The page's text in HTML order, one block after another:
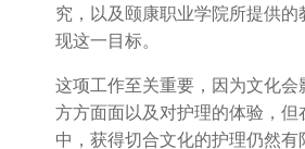
究，以及颐康职业学院所提供的
现这一目标。
这项工作至关重要，因为文化会
方方面面以及对护理的体验，但
中，获得切合文化的护理仍然